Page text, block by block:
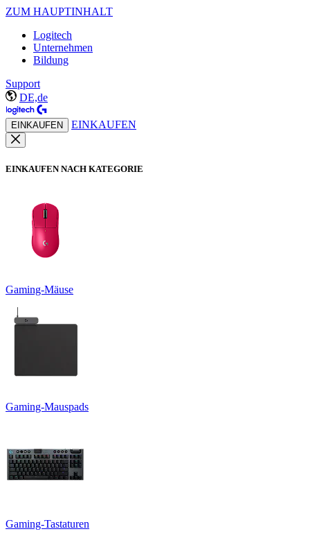
ZUM HAUPTINHALT
Logitech
Unternehmen
Bildung
Support
DE,de
EINKAUFEN EINKAUFEN
EINKAUFEN NACH KATEGORIE
Gaming-Mäuse
Gaming-Mauspads
Gaming-Tastaturen